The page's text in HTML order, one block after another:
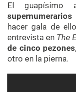
El
supernumerarios
hacer gala de
entrevista en The
de cinco pezones
otro en la pierna.